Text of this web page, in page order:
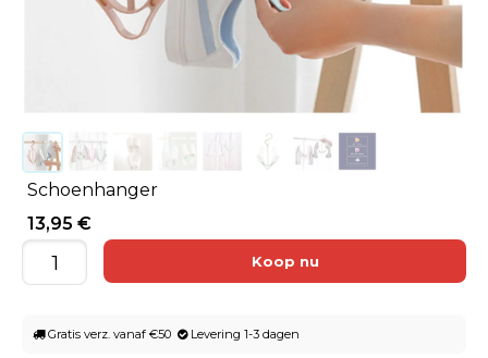
Schoenhanger
13,95 €
Gratis verz. vanaf €50 Levering 1-3 dagen